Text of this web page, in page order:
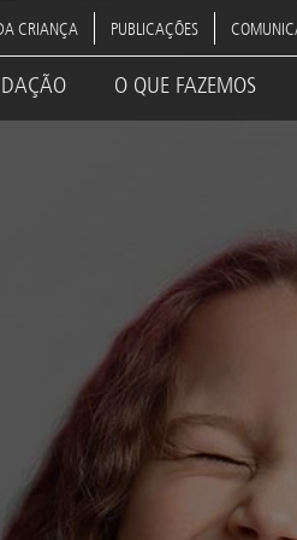
CRIANÇA PUBLICAÇÕES
O QUE FAZEMOS